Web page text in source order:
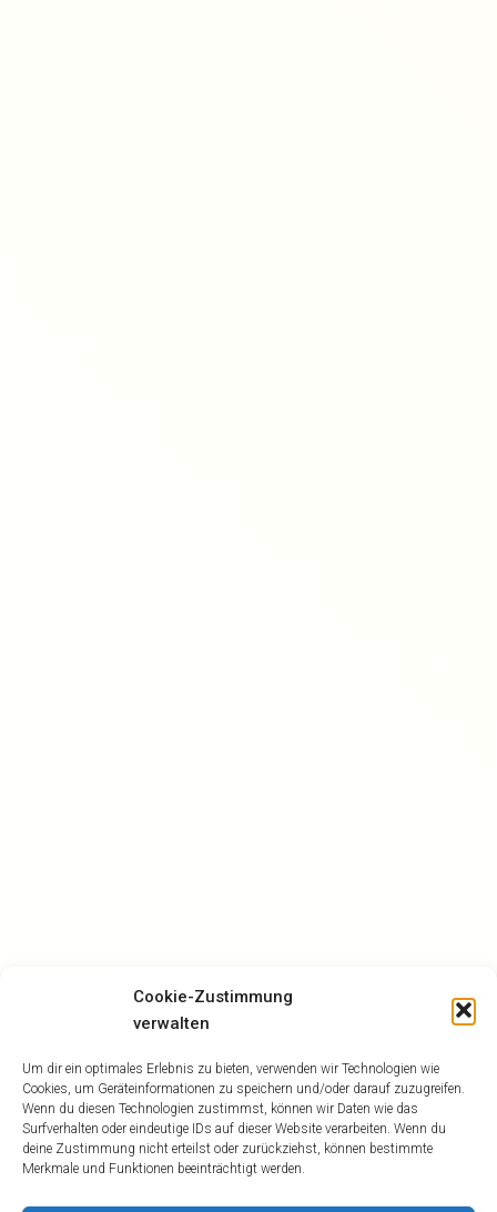
Cookie-Zustimmung
verwalten
Um dir ein optimales Erlebnis zu bieten, verwenden wir Technologien wie
Cookies, um Geräteinformationen zu speichern und/oder darauf zuzugreifen.
Wenn du diesen Technologien zustimmst, können wir Daten wie das
Surfverhalten oder eindeutige IDs auf dieser Website verarbeiten. Wenn du
deine Zustimmung nicht erteilst oder zurückziehst, können bestimmte
Merkmale und Funktionen beeinträchtigt werden.